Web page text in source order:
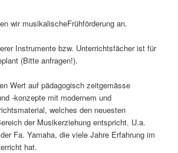
wir musikalischeFrühförderung an.
Instrumente bzw. Unterrichtsfächer ist für
(Bitte anfragen!).
Wert auf pädagogisch zeitgemässe
-konzepte mit modernem und
welches den neuesten
der Musikerziehung entspricht. U.a.
Fa. Yamaha, die viele Jahre Erfahrung im
hat.